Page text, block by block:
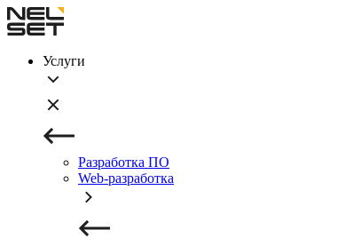
Услуги
Разработка ПО
Web-разработка